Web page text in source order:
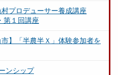
プロデューサー養成講座
第１回講座
市】「半農半Ｘ」体験参加者を
ンシップ